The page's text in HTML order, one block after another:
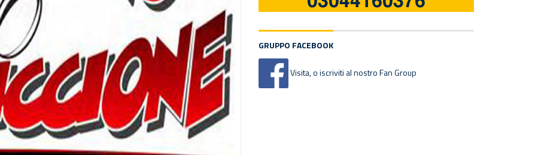
GRUPPO FACEBOOK
Visita, o iscriviti al nostro Fan Group